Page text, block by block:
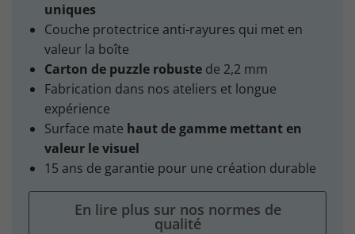
uniques
Couche protectrice anti-rayures qui met en
valeur la boîte
Carton de puzzle robuste de 2,2 mm
Fabrication dans nos ateliers et longue
expérience
Surface mate haut de gamme mettant en
valeur le visuel
15 ans de garantie pour une création durable
En lire plus sur nos normes de
qualité